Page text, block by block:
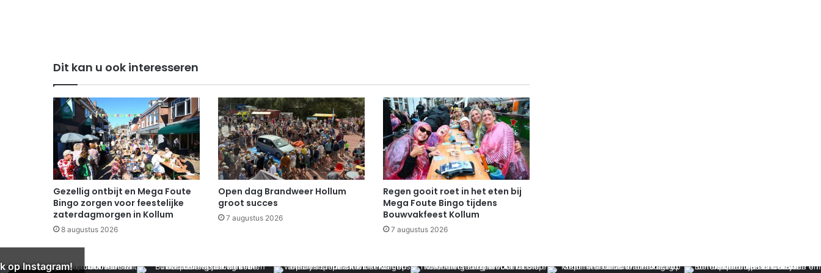
Dit kan u ook interesseren
Gezellig ontbijt en Mega Foute
Bingo zorgen voor feestelijke
zaterdagmorgen in Kollum
8 augustus 2026
Open dag Brandweer Hollum
groot succes
7 augustus 2026
Regen gooit roet in het eten bij
Mega Foute Bingo tijdens
Bouwvakfeest Kollum
7 augustus 2026
op Instagram!